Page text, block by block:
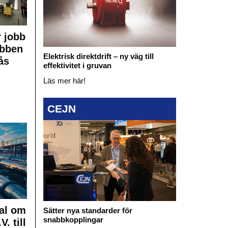
jobb
om
till
Elektrisk direktdrift – ny väg till
effektivitet i gruvan
Läs mer här!
CEJN
Sätter nya standarder för
snabbkopplingar